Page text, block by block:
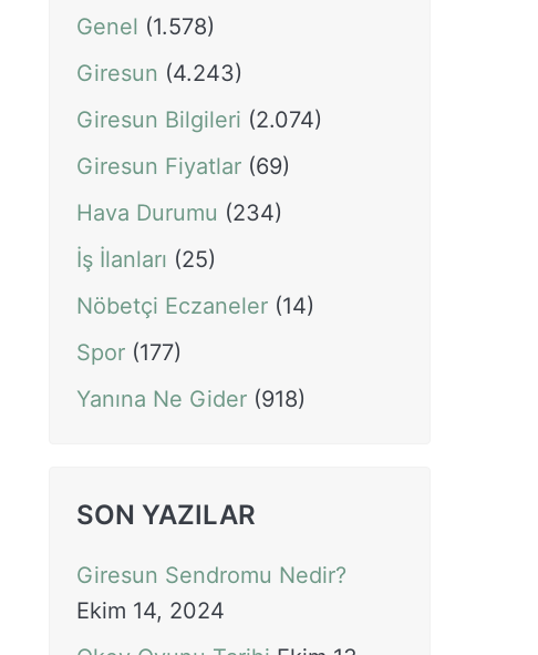
Genel (1.578)
Giresun (4.243)
Giresun Bilgileri (2.074)
Giresun Fiyatlar (69)
Hava Durumu (234)
İş İlanları (25)
Nöbetçi Eczaneler (14)
Spor (177)
Yanına Ne Gider (918)
SON YAZILAR
Giresun Sendromu Nedir?
Ekim 14, 2024